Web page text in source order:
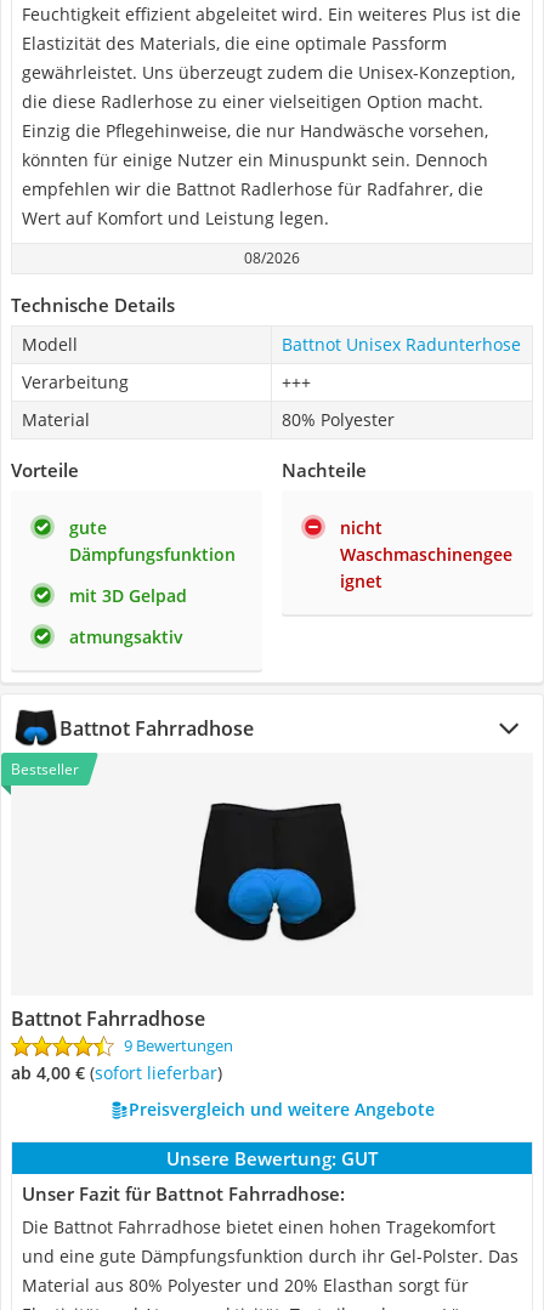
Feuchtigkeit effizient abgeleitet wird. Ein weiteres Plus ist die
Elastizität des Materials, die eine optimale Passform
gewährleistet. Uns überzeugt zudem die Unisex-Konzeption,
die diese Radlerhose zu einer vielseitigen Option macht.
Einzig die Pflegehinweise, die nur Handwäsche vorsehen,
könnten für einige Nutzer ein Minuspunkt sein. Dennoch
empfehlen wir die Battnot Radlerhose für Radfahrer, die
Wert auf Komfort und Leistung legen.
08/2026
Technische Details
Modell
Battnot Unisex Radunterhose
Verarbeitung
+++
Material
80% Polyester
Vorteile
gute
Dämpfungsfunktion
mit 3D Gelpad
atmungsaktiv
Nachteile
nicht
Waschmaschinengee
ignet
Battnot Fahrradhose
Bestseller
Battnot Fahrradhose
9 Bewertungen
ab 4,00 € ( Sofort lieferbar)
Preisvergleich und weitere Angebote
Unsere Bewertung: GUT
Unser Fazit für Battnot Fahrradhose:
Die Battnot Fahrradhose bietet einen hohen Tragekomfort
und eine gute Dämpfungsfunktion durch ihr Gel-Polster. Das
Material aus 80% Polyester und 20% Elasthan sorgt für